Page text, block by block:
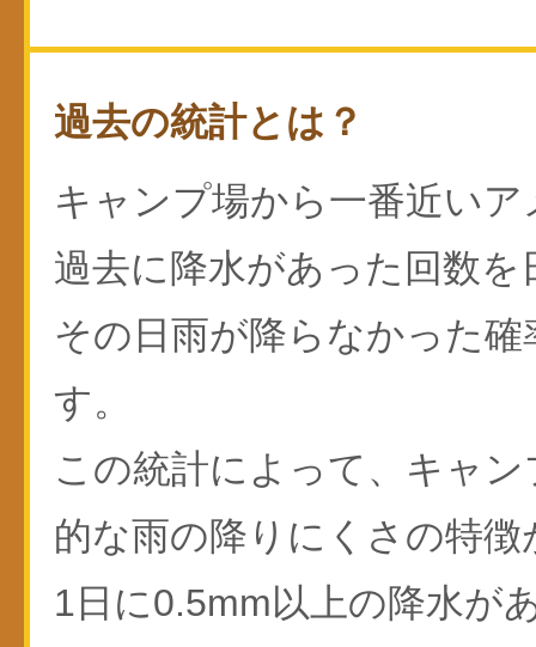
過去の統計とは？
キャンプ場から一番近い
過去に降水があった回数
その日雨が降らなかった
す。
この統計によって、キャ
的な雨の降りにくさの特
1日に0.5mm以上の降水が